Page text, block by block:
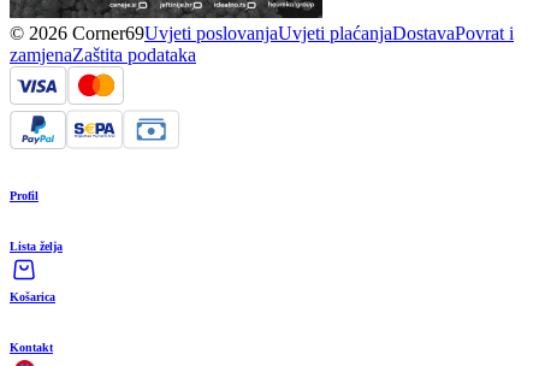
© 2026 Corner69Uvjeti poslovanjaUvjeti plaćanjaDostavaPovrat i
zamjenaZaštita podataka
Profil
Lista želja
Košarica
Kontakt